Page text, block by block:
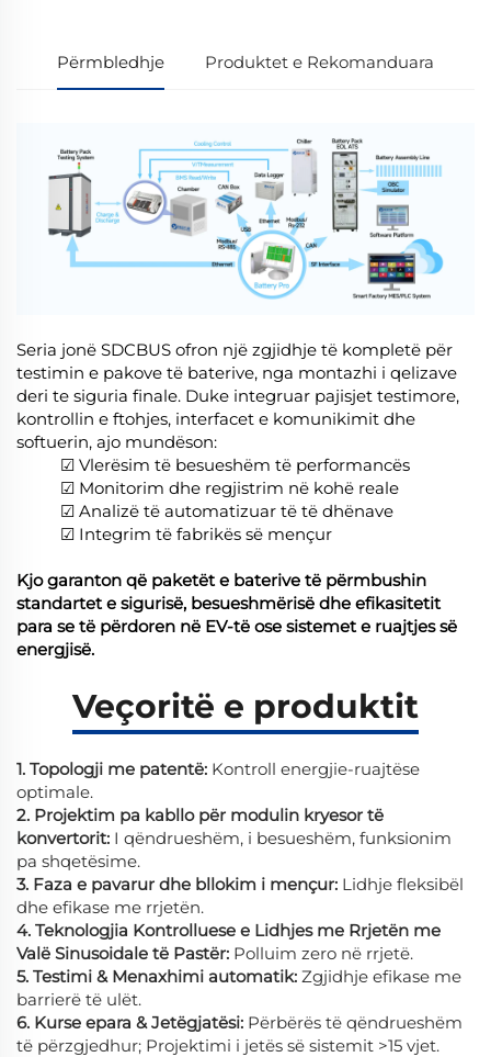
Përmbledhje Produktet e Rekomanduara
Seria jonë SDCBUS ofron një zgjidhje të kompletë për
testimin e pakove të baterive, nga montazhi i qelizave
deri te siguria finale. Duke integruar pajisjet testimore,
kontrollin e ftohjes, interfacet e komunikimit dhe
softuerin, ajo mundëson:
☑ Vlerësim të besueshëm të performancës
☑ Monitorim dhe regjistrim në kohë reale
☑ Analizë të automatizuar të të dhënave
☑ Integrim të fabrikës së mençur
Kjo garanton që paketët e baterive të përmbushin
standartet e sigurisë, besueshmërisë dhe efikasitetit
para se të përdoren në EV-të ose sistemet e ruajtjes së
energjisë.
Veçoritë e produktit
1. Topologji me patentë: Kontroll energjie-ruajtëse
optimale.
2. Projektim pa kabllo për modulin kryesor të
konvertorit: I qëndrueshëm, i besueshëm, funksionim
pa shqetësime.
3. Faza e pavarur dhe bllokim i mençur: Lidhje fleksibël
dhe efikase me rrjetën.
4. Teknologjia Kontrolluese e Lidhjes me Rrjetën me
Valë Sinusoidale të Pastër: Polluim zero në rrjetë.
5. Testimi & Menaxhimi automatik: Zgjidhje efikase me
barrierë të ulët.
6. Kurse epara & Jetëgjatësi: Përbërës të qëndrueshëm
të përzgjedhur; Projektimi i jetës së sistemit >15 vjet.